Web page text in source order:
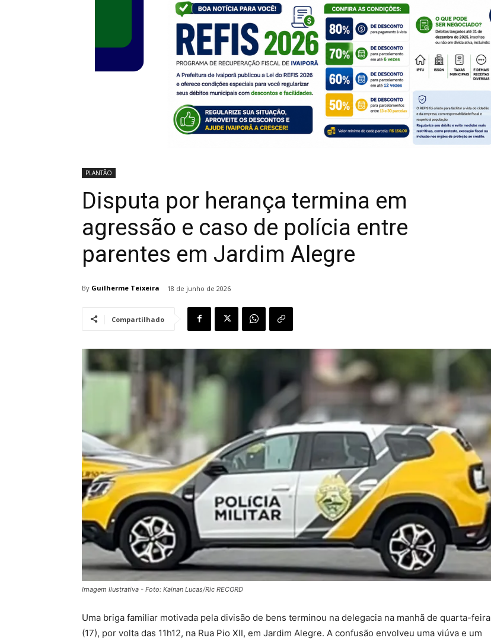
PLANTÃO
Disputa por herança termina em
agressão e caso de polícia entre
parentes em Jardim Alegre
By Guilherme Teixeira 18 de junho de 2026
Compartilhado
Imagem Ilustrativa - Foto: Kainan Lucas/Ric RECORD
Uma briga familiar motivada pela divisão de bens terminou na delegacia na manhã de quarta-feira
(17), por volta das 11h12, na Rua Pio XII, em Jardim Alegre. A confusão envolveu uma viúva e um